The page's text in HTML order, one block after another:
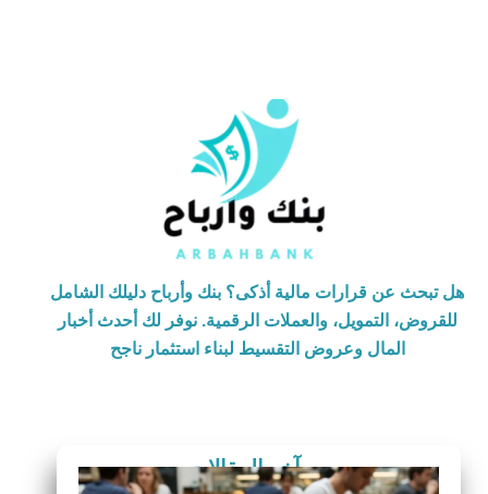
هل تبحث عن قرارات مالية أذكى؟ بنك وأرباح دليلك الشامل
للقروض، التمويل، والعملات الرقمية. نوفر لك أحدث أخبار
المال وعروض التقسيط لبناء استثمار ناجح
آخر المقالات